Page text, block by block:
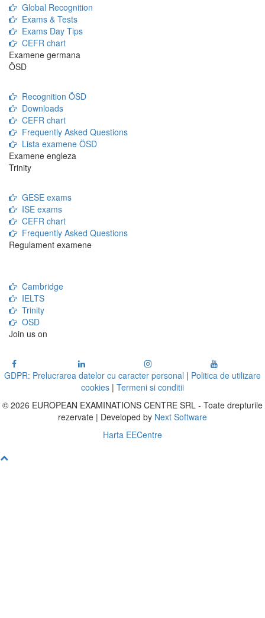
Global Recognition
Exams & Tests
Exams Day Tips
CEFR chart
Examene germana
ÖSD
Recognition ÖSD
Downloads
CEFR chart
Frequently Asked Questions
Lista examene ÖSD
Examene engleza
Trinity
GESE exams
ISE exams
CEFR chart
Frequently Asked Questions
Regulament examene
Cambridge
IELTS
Trinity
OSD
Join us on
GDPR: Prelucrarea datelor cu caracter personal | Politica de utilizare
cookies | Termeni si conditii
© 2026 EUROPEAN EXAMINATIONS CENTRE SRL - Toate drepturile
rezervate | Developed by Next Software
Harta EECentre